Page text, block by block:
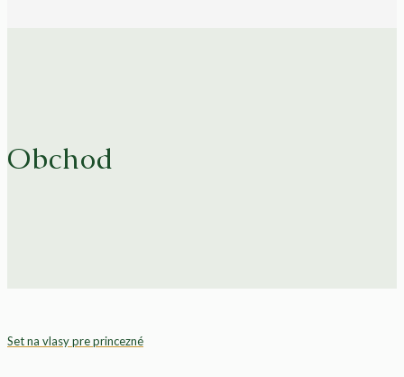
Obchod
Set na vlasy pre princezné